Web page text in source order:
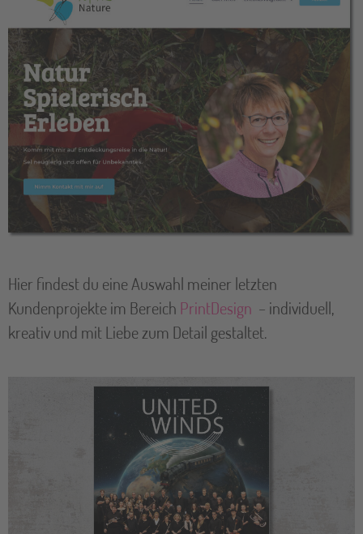
Hier findest du eine Auswahl meiner letzten
Kundenprojekte im Bereich PrintDesign – individuell,
kreativ und mit Liebe zum Detail gestaltet.